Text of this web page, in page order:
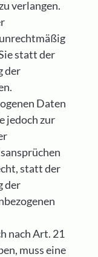
verlangen.
statt der
der
Daten
jedoch zur
statt der
der
nach Art. 21
muss eine